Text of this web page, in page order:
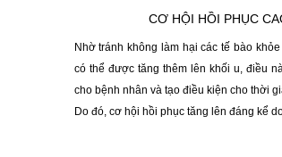
CƠ HỘI HỒI PHỤC
Nhờ tránh không làm hại các tế bào
có thể được tăng thêm lên khối u, điều
cho bệnh nhân và tạo điều kiện cho thời
Do đó, cơ hội hồi phục tăng lên đáng kể